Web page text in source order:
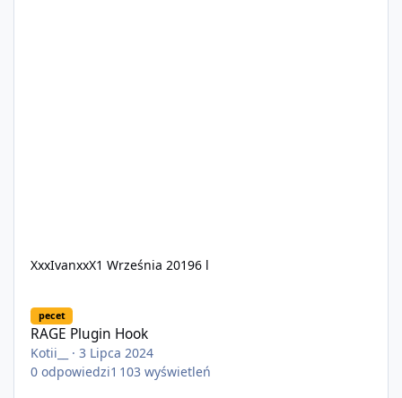
XxxIvanxxX1 Września 20196 l
pecet
RAGE Plugin Hook
Kotii__ ·3 Lipca 2024
0 odpowiedzi1 103 wyświetleń